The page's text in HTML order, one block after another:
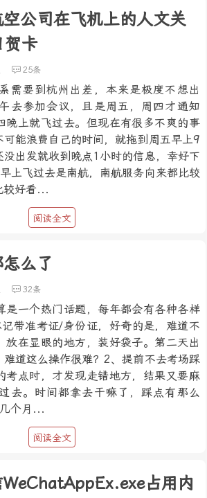
公司在飞机上的人文关
卡
25条
需要到杭州出差，本来是极度不想出
去参加会议，且是周五，周四才通知
晚上就飞过去。但现在有很多不爽的事
能浪费自己的时间，就拖到周五早上9
没出发就收到晚点1小时的信息，幸好下
上飞过去是南航，南航服务向来都比较
较好看...
阅读全文
么了
32条
是一个热门话题，每年都会有各种各样
带准考证/身份证，好奇的是，难道不
放在显眼的地方，装好袋子。第二天出
难道这么操作很难？2、提前不去考场踩
考点时，才发现走错地方，结果又要麻
去。时间都拿去干嘛了，踩点有那么
个月...
阅读全文
占用内